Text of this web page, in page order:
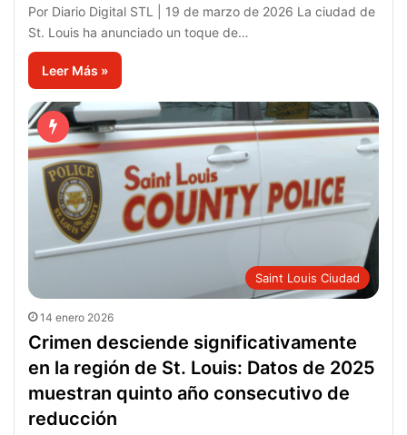
Por Diario Digital STL | 19 de marzo de 2026 La ciudad de
St. Louis ha anunciado un toque de…
Leer Más »
Saint Louis Ciudad
14 enero 2026
Crimen desciende significativamente
en la región de St. Louis: Datos de 2025
muestran quinto año consecutivo de
reducción